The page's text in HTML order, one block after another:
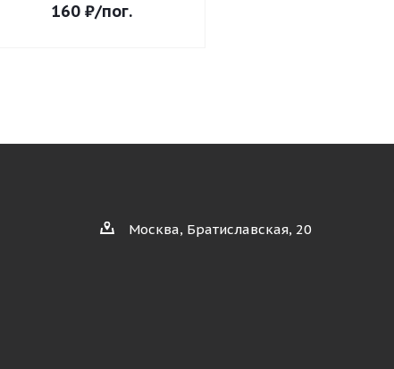
160 ₽/пог.
Москва, Братиславская, 20